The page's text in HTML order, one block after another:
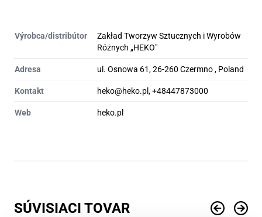
Výrobca/distribútor
Zakład Tworzyw Sztucznych i Wyrobów
Różnych „HEKO"
Adresa ul. Osnowa 61, 26-260 Czermno , Poland
Kontakt heko@heko.pl, +48447873000
Web heko.pl
SÚVISIACI TOVAR